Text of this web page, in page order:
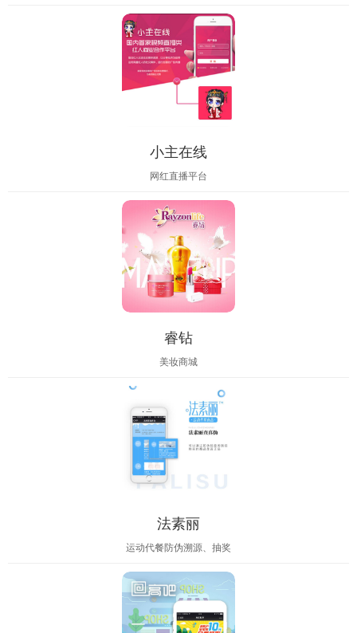
小主在线
网红直播平台
睿钻
美妆商城
法素丽
运动代餐防伪溯源、抽奖